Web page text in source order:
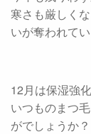
寒さも厳しく
いが奪われてい
12月は保湿強化
いつものまつ
がでしょうか？